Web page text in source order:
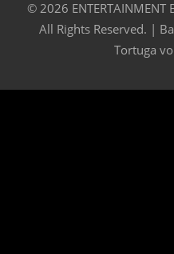
© 2026 ENTERTAINMENT
All Rights Reserved. |
Tortuga